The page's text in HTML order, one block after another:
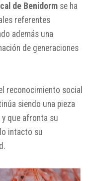
de Benidorm se ha
referentes
además una
de generaciones
reconocimiento social
siendo una pieza
y que afronta su
intacto su